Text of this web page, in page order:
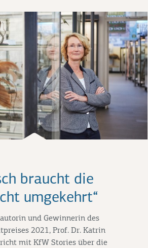
braucht die
umgekehrt“
und Gewinnerin des
2021, Prof. Dr. Katrin
mit KfW Stories über die